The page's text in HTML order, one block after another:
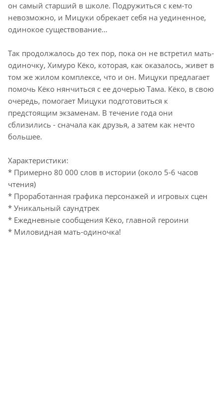
он самый старший в школе. Подружиться с кем-то
невозможно, и Мицуки обрекает себя на уединенное,
одинокое существование…
Так продолжалось до тех пор, пока он не встретил мать-
одиночку, Химуро Кёко, которая, как оказалось, живет в
том же жилом комплексе, что и он. Мицуки предлагает
помочь Кёко нянчиться с ее дочерью Тама. Кёко, в свою
очередь, помогает Мицуки подготовиться к
предстоящим экзаменам. В течение года они
сблизились - сначала как друзья, а затем как нечто
большее.
Характеристики:
* Примерно 80 000 слов в истории (около 5-6 часов
чтения)
* Проработанная графика персонажей и игровых сцен
* Уникальный саундтрек
* Ежедневные сообщения Кёко, главной героини
* Миловидная мать-одиночка!